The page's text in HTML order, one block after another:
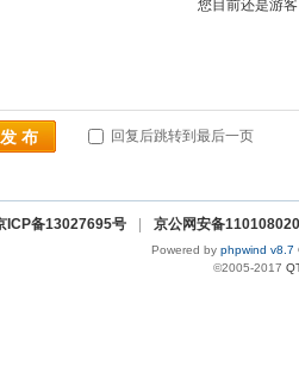
您目前还是游
发 布 回复后跳转到最后一页
京ICP备13027695号 京公网安备
Powered by phpwind v8.7
©2005-2017